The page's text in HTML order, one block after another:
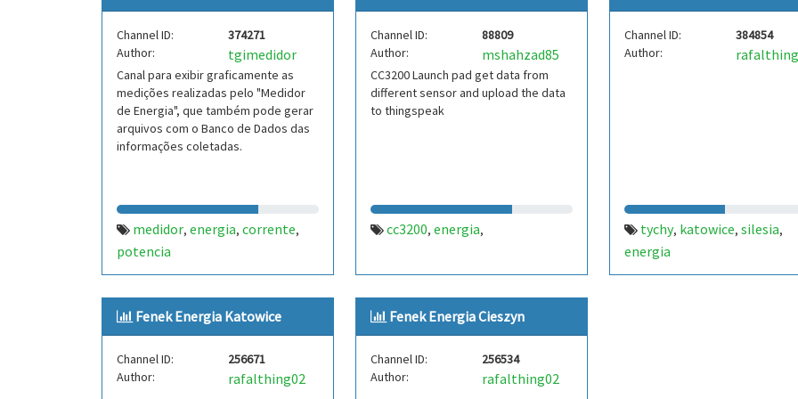
arduino uno,wi-fi
Channel ID:
374271
Author:
tgimedidor
Canal para exibir graficamente as
medições realizadas pelo "Medidor
de Energia", que também pode gerar
arquivos com o Banco de Dados das
informações coletadas.
medidor, energia, corrente,
potencia
Channel ID:
88809
Author:
mshahzad85
CC3200 Launch pad get data from
different sensor and upload the data
to thingspeak
cc3200, energia,
Channel ID:
384854
Author:
tychy, katowice, silesia,
energia
Fenek Energia Katowice
Channel ID:
256671
Author:
rafalthing02
Fenek Energia Cieszyn
Channel ID:
256534
Author:
rafalthing02